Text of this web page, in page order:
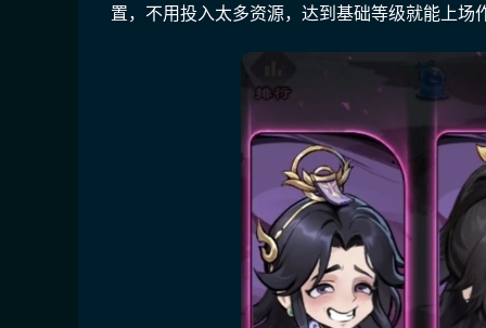
置，不用投入太多资源，达到基础等级就能上场